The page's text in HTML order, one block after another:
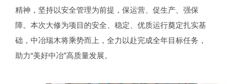
精神，坚持以安全管理为前提，保运营、促生产、强保
障。本次大修为项目的安全、稳定、优质运行奠定扎实基
础，中冶瑞木将乘势而上，全力以赴完成全年目标任务，
助力“美好中冶”高质量发展。